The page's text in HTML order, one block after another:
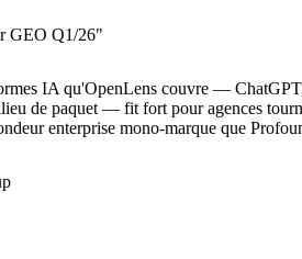
GEO Q1/26"
IA qu'OpenLens couvre —
de paquet — fit fort pour agences
enterprise mono-marque que